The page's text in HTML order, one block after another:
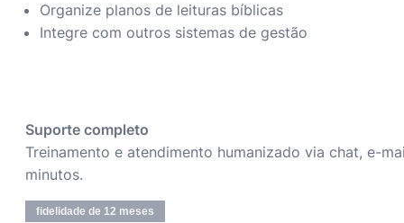
Organize planos de leituras bíblicas
Integre com outros sistemas de gestão
Suporte completo
Treinamento e atendimento humanizado via chat, e-
minutos.
fidelidade de 12 meses